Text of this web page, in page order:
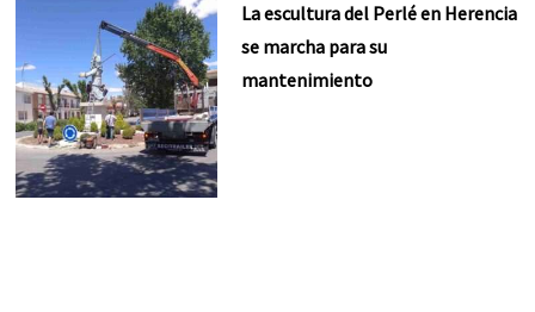
La escultura del Perlé en Herencia
se marcha para su
mantenimiento